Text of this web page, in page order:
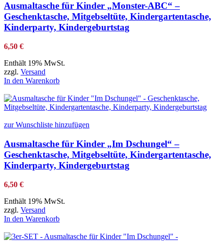
Ausmaltasche für Kinder „Monster-ABC“ –
Geschenktasche, Mitgebseltüte, Kindergartentasche,
Kinderparty, Kindergeburtstag
6,50 €
Enthält 19% MwSt.
zzgl. Versand
In den Warenkorb
zur Wunschliste hinzufügen
Ausmaltasche für Kinder „Im Dschungel“ –
Geschenktasche, Mitgebseltüte, Kindergartentasche,
Kinderparty, Kindergeburtstag
6,50 €
Enthält 19% MwSt.
zzgl. Versand
In den Warenkorb